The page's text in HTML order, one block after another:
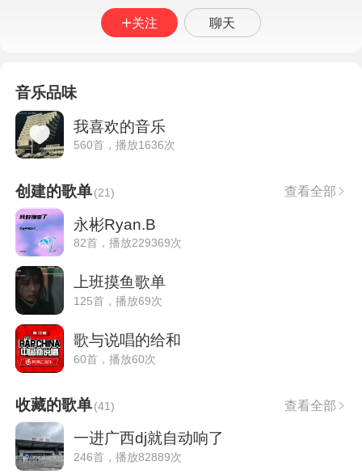
关注 聊天
音乐品味
我喜欢的音乐
560首，播放1636次
创建的歌单(21) 查看全部
永彬Ryan.B
82首，播放229369次
上班摸鱼歌单
125首，播放69次
歌与说唱的给和
60首，播放60次
收藏的歌单(41) 查看全部
一进广西dj就自动响了
246首，播放82889次